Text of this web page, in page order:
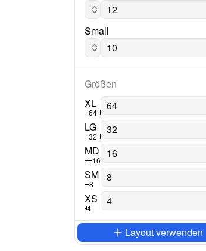
Arial
Small
Arial
Größen
XL
64
LG
32
MD
16
SM
8
XS
4
Layout verwenden